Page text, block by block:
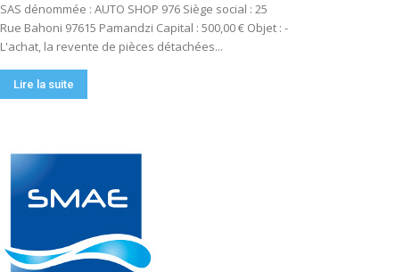
SAS dénommée : AUTO SHOP 976 Siège social : 25
Rue Bahoni 97615 Pamandzi Capital : 500,00 € Objet : -
L'achat, la revente de pièces détachées...
Lire la suite